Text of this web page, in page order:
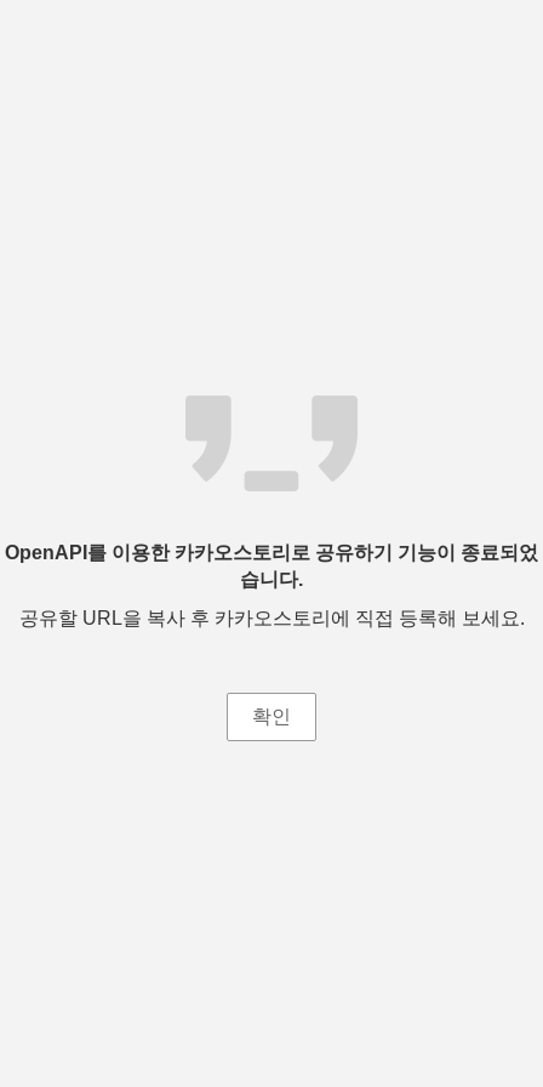
OpenAPI를 이용한 카카오스토리로 공유하기 기능이 종료되었
습니다.
공유할 URL을 복사 후 카카오스토리에 직접 등록해 보세요.
확인